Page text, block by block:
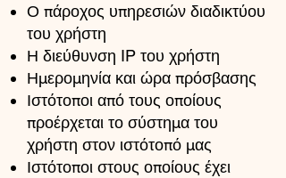
Ο πάροχος υπηρεσιών διαδικτύου
του χρήστη
Η διεύθυνση IP του χρήστη
Ημερομηνία και ώρα πρόσβασης
Ιστότοποι από τους οποίους
προέρχεται το σύστημα του
χρήστη στον ιστότοπό μας
Ιστότοποι στους οποίους έχει